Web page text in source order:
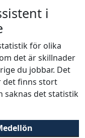
i
för olika
det är skillnader
du jobbar. Det
det finns stort
saknas det statistik